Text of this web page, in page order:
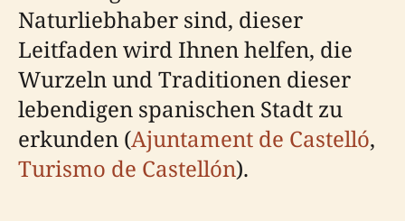
Naturliebhaber sind, dieser
Leitfaden wird Ihnen helfen, die
Wurzeln und Traditionen dieser
lebendigen spanischen Stadt zu
erkunden (Ajuntament de Castelló,
Turismo de Castellón).